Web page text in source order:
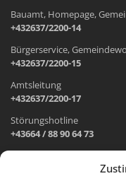
Bauamt, Homepage,
+432637/2200-14
Bürgerservice,
+432637/2200-15
Amtsleitung
+432637/2200-17
Störungshotline
+43664 / 88 90 64 73